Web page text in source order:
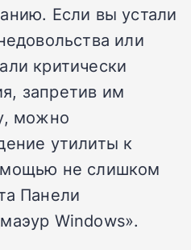
Если вы устали
или
критически
запретив им
можно
утилиты к
не слишком
Панели
Windows».